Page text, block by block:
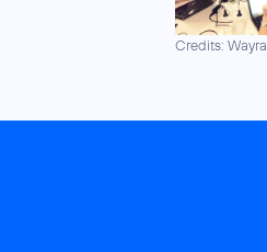
Credits: Wayra